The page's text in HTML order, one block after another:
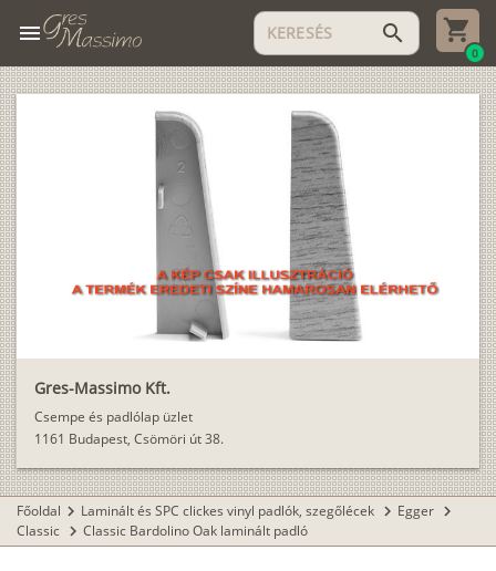
menu search
0
Gres-Massimo Kft.
Csempe és padlólap üzlet
1161 Budapest, Csömöri út 38.
Főoldal chevron_right Laminált és SPC clickes vinyl padlók, szegőlécek chevron_right Egger chevron_right
Classic chevron_right Classic Bardolino Oak laminált padló